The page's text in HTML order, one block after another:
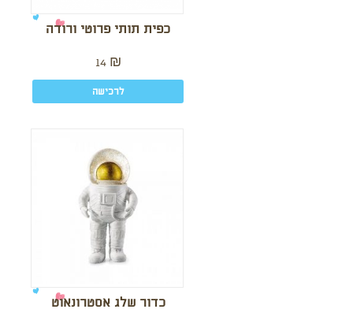
כפית תותי פרוטי ורודה
14 ₪
לרכישה
כדור שלג אסטרונאוט